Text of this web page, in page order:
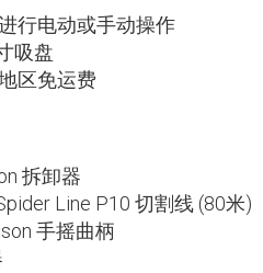
行电动或手动操作
吸盘
区免运费
拆卸器
Line P10 切割线 (80米)
手摇曲柄